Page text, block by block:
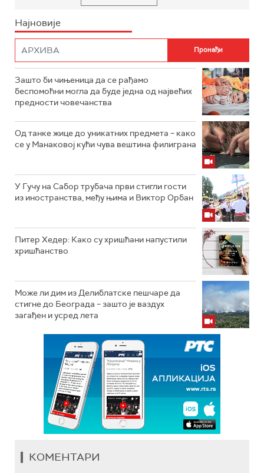
Најновије
Зашто би чињеница да се рађамо
беспомоћни могла да буде једна од највећих
предности човечанства
Од танке жице до уникатних предмета – како
се у Манаковој кући чува вештина филиграна
У Гучу на Сабор трубача први стигли гости
из иностранства, међу њима и Виктор Орбан
Питер Хедер: Како су хришћани напустили
хришћанство
Може ли дим из Делиблатске пешчаре да
стигне до Београда – зашто је ваздух
загађен и усред лета
КОМЕНТАРИ